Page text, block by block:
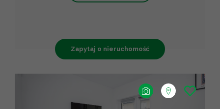
Zapytaj o nieruchomość